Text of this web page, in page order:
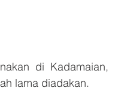
di Kadamaian,
lama diadakan.